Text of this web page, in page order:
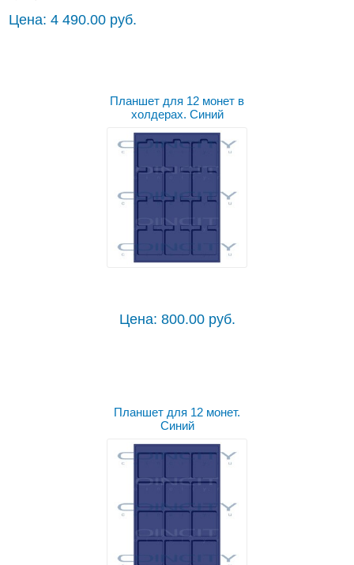
Цена: 4 490.00 руб.
Планшет для 12 монет в
холдерах. Синий
Цена: 800.00 руб.
Планшет для 12 монет.
Синий